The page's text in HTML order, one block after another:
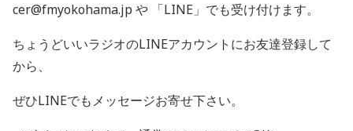
cer@fmyokohama.jp や 「LINE 」でも受け付けます。
ちょうどいいラジオのLINEアカウントにお友達登録して
から、
ぜひLINEでもメッセージお寄せ下さい。